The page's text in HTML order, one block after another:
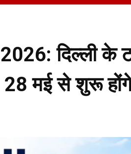
दिल्ली के
28 मई से शुरू